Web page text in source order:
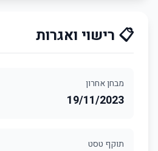
📋 רישוי ואגרות
מבחן אחרון
19/11/2023
תוקף טסט